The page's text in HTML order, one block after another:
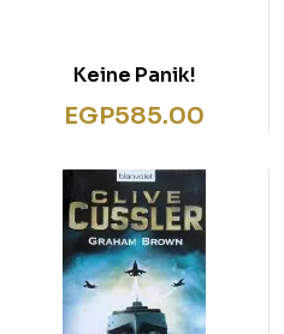
Keine Panik!
EGP585.00